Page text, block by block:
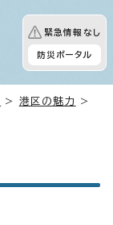
緊急情報なし
防災ポータル
> 港区の魅力
>